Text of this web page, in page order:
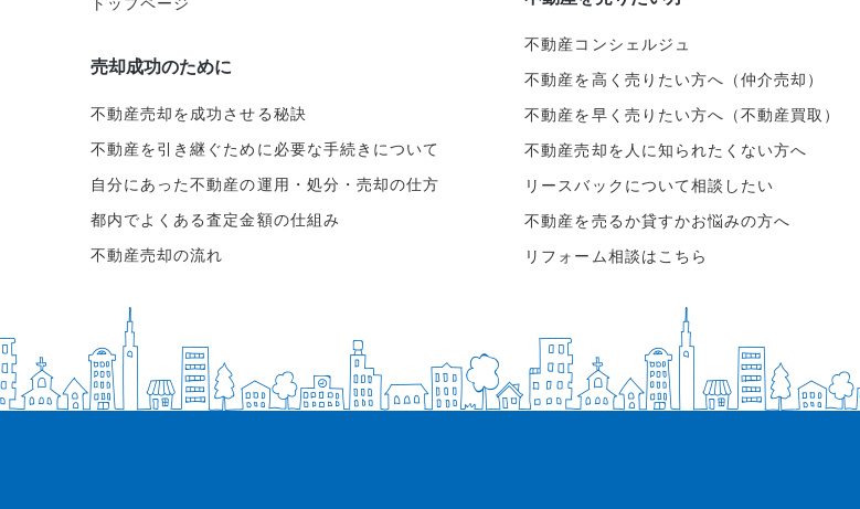
売却成功のために
不動産売却を成功させる秘訣
不動産を引き継ぐために必要な手続きについて
自分にあった不動産の運用・処分・売却の仕方
都内でよくある査定金額の仕組み
不動産売却の流れ
不動産コンシェルジュ
不動産を高く売りたい方へ（仲介売却）
不動産を早く売りたい方へ（不動産買取）
不動産売却を人に知られたくない方へ
リースバックについて相談したい
不動産を売るか貸すかお悩みの方へ
リフォーム相談はこちら